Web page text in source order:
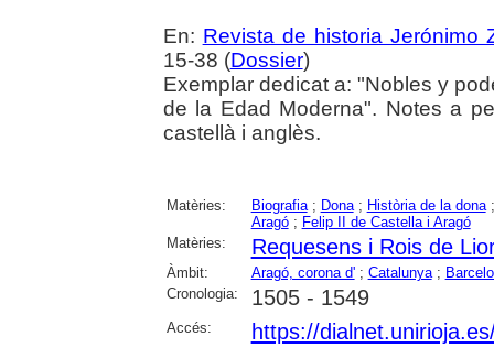
En: Revista de historia Jerónimo
15-38 (Dossier)
Exemplar dedicat a: "Nobles y
de la Edad Moderna". Notes a
castellà i anglès.
Matèries: Biografia; Dona; Història de la dona
Aragó; Felip II de Castella i Aragó
Matèries:
Requesens i Rois de
Àmbit: Aragó, corona d'; Catalunya;
Cronologia:
1505 - 1549
Accés: https://